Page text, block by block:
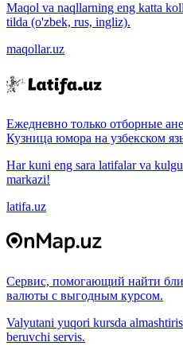
Maqol va naqllarning eng katta
tilda (o'zbek, rus, ingliz).
maqollar.uz
Ежедневно только отборные
Кузница юмора на узбекском
Har kuni eng sara latifalar va
markazi!
latifa.uz
Сервис, помогающий найти
валюты с выгодным курсом.
Valyutani yuqori kursda
beruvchi servis.